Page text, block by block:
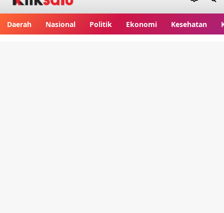
Daerah Nasional Politik Ekonomi Kesehatan